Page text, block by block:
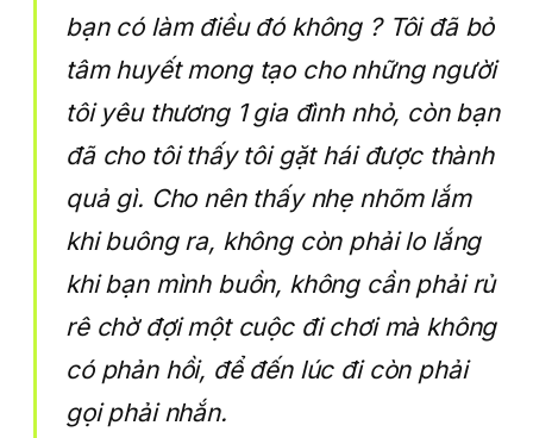
bạn có làm điều đó không ? Tôi đã bỏ
tâm huyết mong tạo cho những người
tôi yêu thương 1 gia đình nhỏ, còn bạn
đã cho tôi thấy tôi gặt hái được thành
quả gì. Cho nên thấy nhẹ nhõm lắm
khi buông ra, không còn phải lo lắng
khi bạn mình buồn, không cần phải rủ
rê chờ đợi một cuộc đi chơi mà không
có phản hồi, để đến lúc đi còn phải
gọi phải nhắn.